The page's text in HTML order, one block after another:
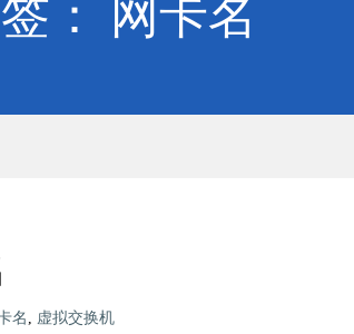
： 网卡名
名, 虚拟交换机